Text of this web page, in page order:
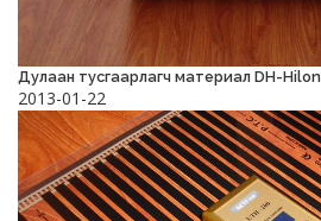
Дулаан тусгаарлагч материал DH-Hilon
2013-01-22